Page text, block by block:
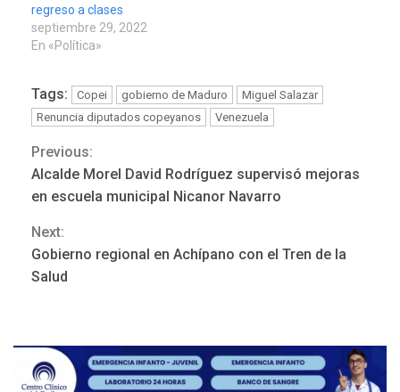
regreso a clases
septiembre 29, 2022
En «Política»
Tags: Copei gobierno de Maduro
Miguel Salazar
Renuncia diputados copeyanos
Venezuela
Continue
Reading
Previous:
Alcalde Morel David Rodríguez supervisó mejoras
en escuela municipal Nicanor Navarro
Next:
Gobierno regional en Achípano con el Tren de la
Salud
ÚLTIMA HORA
REGIONALES ÚLTIMA HORA